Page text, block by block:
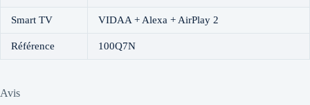
Smart TV VIDAA + Alexa + AirPlay 2
Référence 100Q7N
Avis